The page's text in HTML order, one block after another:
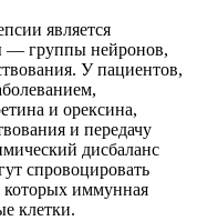
является
— группы нейронов,
У пациентов,
и орексина,
и передачу
дисбаланс
спровоцировать
которых иммунная
клетки.